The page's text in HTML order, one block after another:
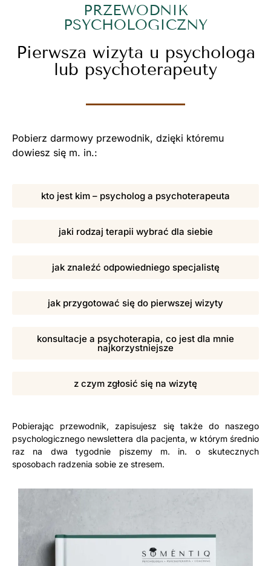
PRZEWODNIK
PSYCHOLOGICZNY
Pierwsza wizyta u psychologa
lub psychoterapeuty
Pobierz darmowy przewodnik, dzięki któremu
dowiesz się m. in.:
kto jest kim – psycholog a psychoterapeuta
jaki rodzaj terapii wybrać dla siebie
jak znaleźć odpowiedniego specjalistę
jak przygotować się do pierwszej wizyty
konsultacje a psychoterapia, co jest dla mnie
najkorzystniejsze
z czym zgłosić się na wizytę
Pobierając przewodnik, zapisujesz się także do naszego
psychologicznego newslettera dla pacjenta, w którym średnio
raz na dwa tygodnie piszemy m. in. o skutecznych
sposobach radzenia sobie ze stresem.